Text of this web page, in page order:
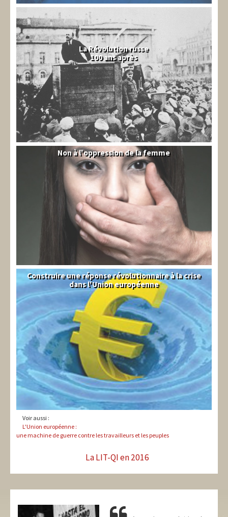
La Révolution russe
100 ans après
Syrie
Non à l'oppression de la femme
Syndical
Construire une réponse révolutionnaire à la crise
dans l'Union européenne
Voir aussi :
L'Union européenne :
une machine de guerre contre les travailleurs et les peuples
La LIT-QI en 2016